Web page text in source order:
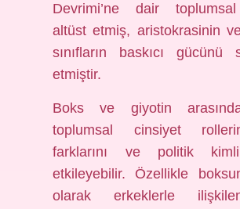
Devrimi’ne dair toplumsal
altüst etmiş, aristokrasinin
sınıfların baskıcı gücünü
etmiştir.
Boks ve giyotin
toplumsal cinsiyet
farklarını ve politik
etkileyebilir. Özellikle
olarak erkeklerle